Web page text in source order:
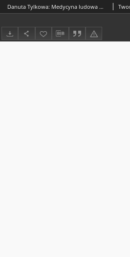
Danuta Tylkowa: Medycyna ludowa w kulturze wsi Karpat Polskich. Tradycja i współczesność, Ossolineum, Wrocław-Warszawa-Kraków-Gdańsk-Łódź i989,s. 130 [recenzja]